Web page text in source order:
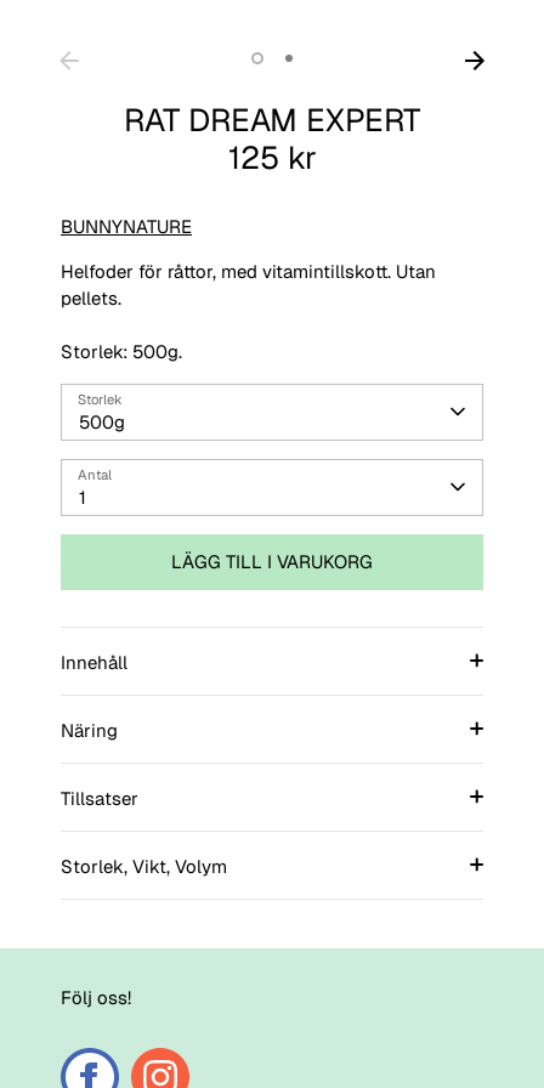
RAT DREAM EXPERT
125 kr
BUNNYNATURE
Helfoder för råttor, med vitamintillskott. Utan
pellets.
Storlek: 500g.
Storlek
500g
Antal
1
LÄGG TILL I VARUKORG
Innehåll
Näring
Tillsatser
Storlek, Vikt, Volym
Följ oss!